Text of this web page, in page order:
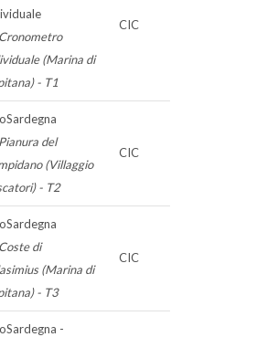
(Marina di
- T1
CIC
del
(Villaggio
- T2
CIC
di
(Marina di
- T3
CIC
-